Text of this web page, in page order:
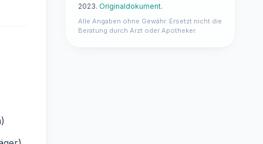
2023. Originaldokument.
Alle Angaben ohne Gewähr. Ersetzt nicht die
Beratung durch Arzt oder Apotheker.